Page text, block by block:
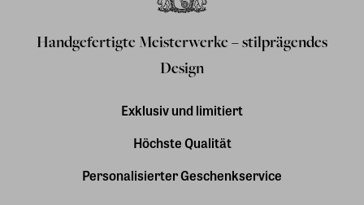
Handgefertigte Meisterwerke – stilprägendes
Design
Exklusiv und limitiert
Höchste Qualität
Personalisierter Geschenkservice